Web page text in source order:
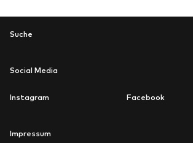
Suche
Social Media
Instagram Facebook
newsletter
Impressum